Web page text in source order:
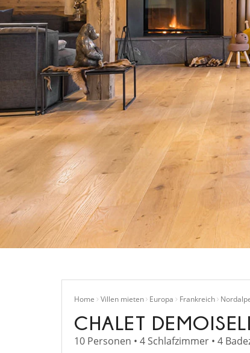
Home Villen mieten Europa Frankreich
CHALET
10 Personen • 4 Schlafzimmer • 4